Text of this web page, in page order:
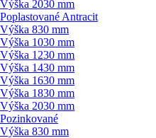
Výška 2030 mm
Poplastované Antracit
Výška 830 mm
Výška 1030 mm
Výška 1230 mm
Výška 1430 mm
Výška 1630 mm
Výška 1830 mm
Výška 2030 mm
Pozinkované
Výška 830 mm